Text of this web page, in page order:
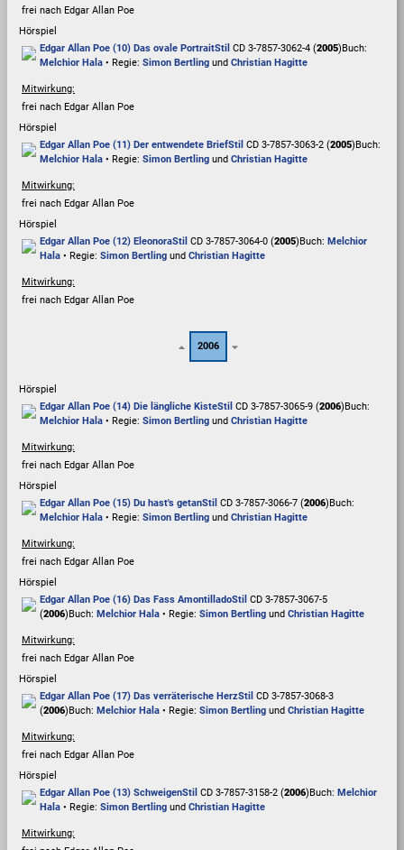
frei nach Edgar Allan Poe
Hörspiel
Edgar Allan Poe (10) Das ovale PortraitStil CD 3-7857-3062-4 (2005) Buch:
Melchior Hala • Regie: Simon Bertling und Christian Hagitte
Mitwirkung:
frei nach Edgar Allan Poe
Hörspiel
Edgar Allan Poe (11) Der entwendete BriefStil CD 3-7857-3063-2 (2005) Buch:
Melchior Hala • Regie: Simon Bertling und Christian Hagitte
Mitwirkung:
frei nach Edgar Allan Poe
Hörspiel
Edgar Allan Poe (12) EleonoraStil CD 3-7857-3064-0 (2005) Buch: Melchior
Hala • Regie: Simon Bertling und Christian Hagitte
Mitwirkung:
frei nach Edgar Allan Poe
2006
Hörspiel
Edgar Allan Poe (14) Die längliche KisteStil CD 3-7857-3065-9 (2006) Buch:
Melchior Hala • Regie: Simon Bertling und Christian Hagitte
Mitwirkung:
frei nach Edgar Allan Poe
Hörspiel
Edgar Allan Poe (15) Du hast's getanStil CD 3-7857-3066-7 (2006) Buch:
Melchior Hala • Regie: Simon Bertling und Christian Hagitte
Mitwirkung:
frei nach Edgar Allan Poe
Hörspiel
Edgar Allan Poe (16) Das Fass AmontilladoStil CD 3-7857-3067-5
(2006) Buch: Melchior Hala • Regie: Simon Bertling und Christian Hagitte
Mitwirkung:
frei nach Edgar Allan Poe
Hörspiel
Edgar Allan Poe (17) Das verräterische HerzStil CD 3-7857-3068-3
(2006) Buch: Melchior Hala • Regie: Simon Bertling und Christian Hagitte
Mitwirkung:
frei nach Edgar Allan Poe
Hörspiel
Edgar Allan Poe (13) SchweigenStil CD 3-7857-3158-2 (2006) Buch: Melchior
Hala • Regie: Simon Bertling und Christian Hagitte
Mitwirkung: